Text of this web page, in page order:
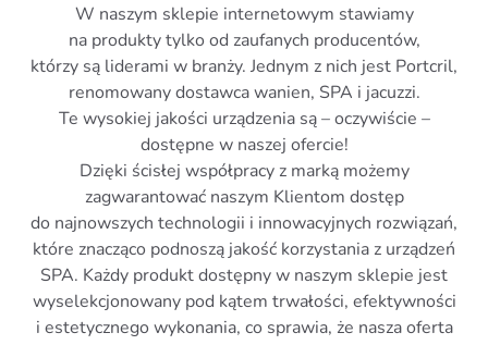
W naszym sklepie internetowym stawiamy
na produkty tylko od zaufanych producentów,
którzy są liderami w branży. Jednym z nich jest Portcril,
renomowany dostawca wanien, SPA i jacuzzi.
Te wysokiej jakości urządzenia są – oczywiście –
dostępne w naszej ofercie!
Dzięki ścisłej współpracy z marką możemy
zagwarantować naszym Klientom dostęp
do najnowszych technologii i innowacyjnych rozwiązań,
które znacząco podnoszą jakość korzystania z urządzeń
SPA. Każdy produkt dostępny w naszym sklepie jest
wyselekcjonowany pod kątem trwałości, efektywności
i estetycznego wykonania, co sprawia, że nasza oferta